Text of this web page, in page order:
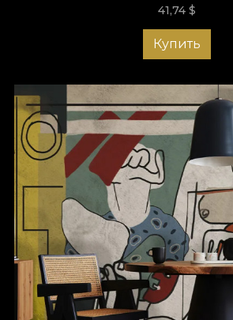
41,74 $
Купить